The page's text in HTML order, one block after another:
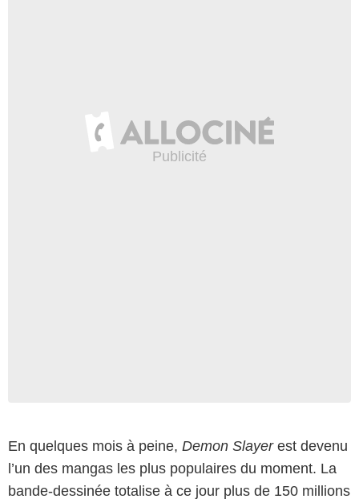
En quelques mois à peine, Demon Slayerest devenu
l’un des mangas les plus populaires du moment. La
bande-dessinée totalise à ce jour plus de 150 millions